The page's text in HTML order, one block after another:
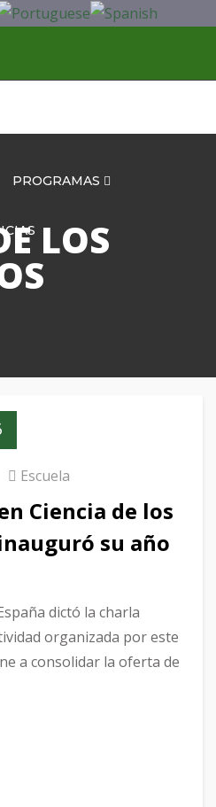
PROGRAMAS
LOS
Escuela
Ciencia de los
su año
dictó la charla
organizada por este
a consolidar la oferta de